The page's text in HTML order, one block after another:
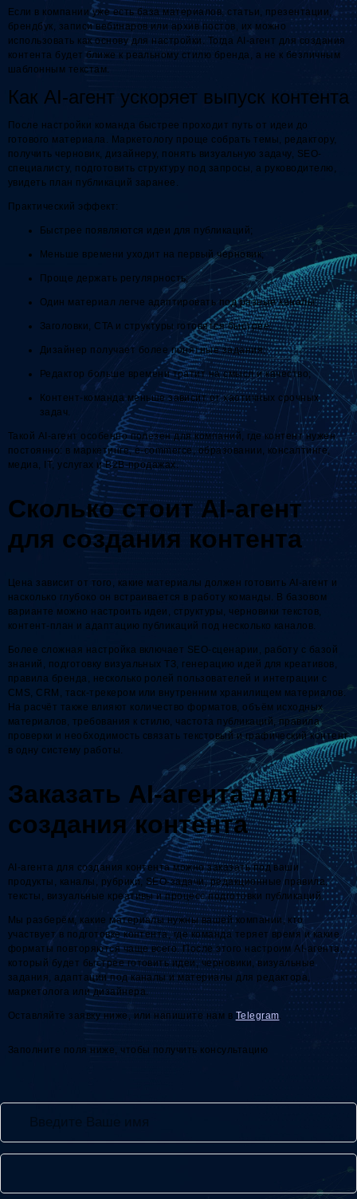
Если в компании уже есть база материалов, статьи, презентации,
брендбук, записи вебинаров или архив постов, их можно
использовать как основу для настройки. Тогда AI-агент для создания
контента будет ближе к реальному стилю бренда, а не к безличным
шаблонным текстам.
Как AI-агент ускоряет выпуск контента
После настройки команда быстрее проходит путь от идеи до
готового материала. Маркетологу проще собрать темы, редактору,
получить черновик, дизайнеру, понять визуальную задачу, SEO-
специалисту, подготовить структуру под запросы, а руководителю,
увидеть план публикаций заранее.
Практический эффект:
Быстрее появляются идеи для публикаций;
Меньше времени уходит на первый черновик;
Проще держать регулярность;
Один материал легче адаптировать под разные каналы;
Заголовки, CTA и структуры готовятся быстрее;
Дизайнер получает более понятные задания;
Редактор больше времени тратит на смысл и качество;
Контент-команда меньше зависит от хаотичных срочных
задач.
Такой AI-агент особенно полезен для компаний, где контент нужен
постоянно: в маркетинге, e-commerce, образовании, консалтинге,
медиа, IT, услугах и B2B-продажах.
Сколько стоит AI-агент
для создания контента
Цена зависит от того, какие материалы должен готовить AI-агент и
насколько глубоко он встраивается в работу команды. В базовом
варианте можно настроить идеи, структуры, черновики текстов,
контент-план и адаптацию публикаций под несколько каналов.
Более сложная настройка включает SEO-сценарии, работу с базой
знаний, подготовку визуальных ТЗ, генерацию идей для креативов,
правила бренда, несколько ролей пользователей и интеграции с
CMS, CRM, таск-трекером или внутренним хранилищем материалов.
На расчёт также влияют количество форматов, объём исходных
материалов, требования к стилю, частота публикаций, правила
проверки и необходимость связать текстовый и графический контент
в одну систему работы.
Заказать AI-агента для
создания контента
AI-агента для создания контента можно заказать под ваши
продукты, каналы, рубрики, SEO-задачи, редакционные правила,
тексты, визуальные креативы и процесс подготовки публикаций.
Мы разберём, какие материалы нужны вашей компании, кто
участвует в подготовке контента, где команда теряет время и какие
форматы повторяются чаще всего. После этого настроим AI-агента,
который будет быстрее готовить идеи, черновики, визуальные
задания, адаптации под каналы и материалы для редактора,
маркетолога или дизайнера.
Оставляйте заявку ниже, или напишите нам в Telegram.
Заполните поля ниже, чтобы получить консультацию